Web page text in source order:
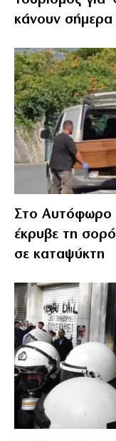
κάνουν σήμερα
Στο Αυτόφωρο
έκρυβε τη
σε καταψύκτη